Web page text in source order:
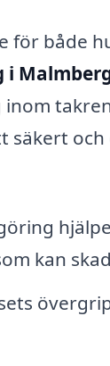
både
kan